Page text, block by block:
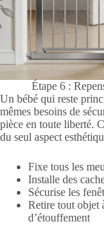
Étape 6 :
Un bébé qui reste
mêmes besoins de
pièce en toute liberté.
du seul aspect
Fixe tous les
Installe des
Sécurise les
Retire tout objet
d’étouffement